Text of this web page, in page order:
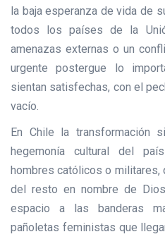
la baja esperanza de vida de
todos los países de la
amenazas externas o un
urgente postergue lo
sientan satisfechas, con el
vacío.
En Chile la transformación
hegemonía cultural del
hombres católicos o militares,
del resto en nombre de
espacio a las banderas
pañoletas feministas que